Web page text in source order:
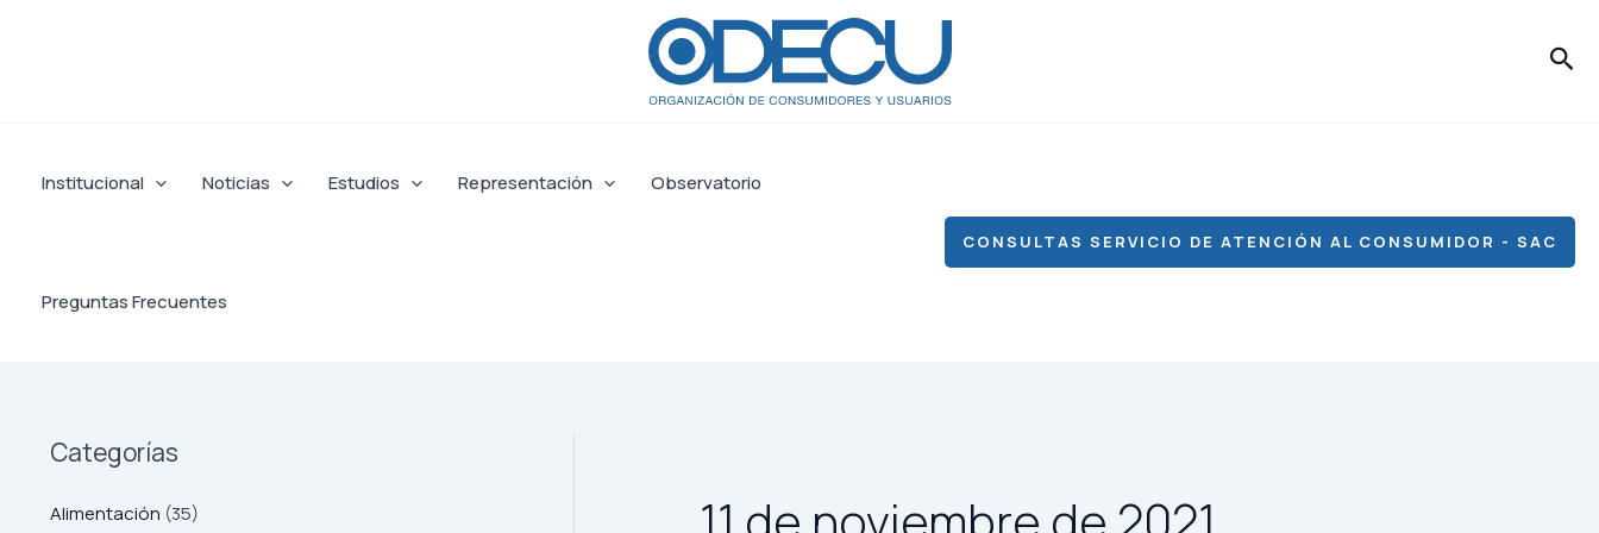
Institucional Noticias Estudios Representación Observatorio
Preguntas Frecuentes
CONSULTAS SERVICIO DE ATENCIÓN AL CONSUMIDOR - SAC
Categorías
Alimentación (35)